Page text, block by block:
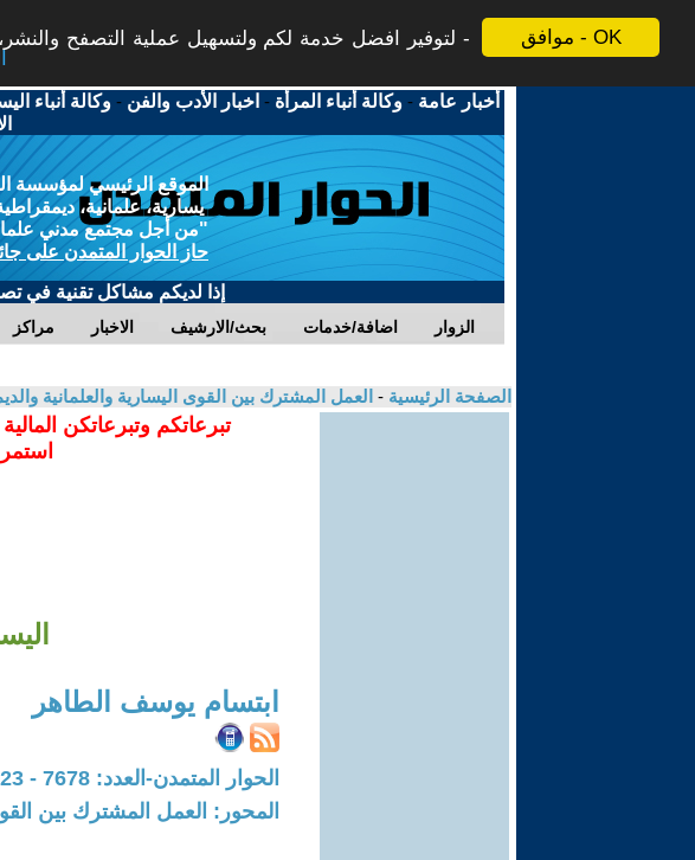
موافق - OK
لتوفير افضل خدمة لكم ولتسهيل عملية التصفح
أخبار عامة -وكالة أنباء المرأة - اخبار الأدب والفن -وكالة أنباء
الموقع الرئيسي لمؤسسة
يسارية، علمانية،
"من أجل مجتمع مدني
حاز الحوار المتمدن على
إذا لديكم مشاكل تقنية في
مراكز الاخبار بحث/الارشيف اضافة/خدمات الزوار
الصفحة الرئيسية - العمل المشترك بين القوى اليسارية والعلمانية
تبرعاتكم وتبرعاتكن
ابتسام يوسف الطاهر
الحوار المتمدن-العدد: 7678 - 2023 / 7 / 20 - 16:11
المحور: العمل المشترك بين